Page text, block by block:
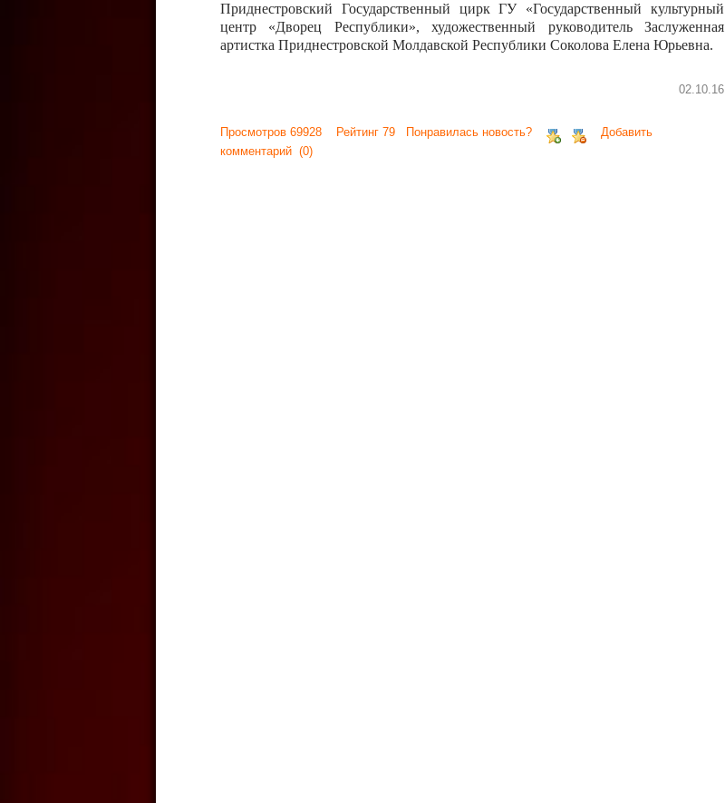
Приднестровский Государственный цирк ГУ «Государственный культурный
центр «Дворец Республики», художественный руководитель Заслуженная
артистка Приднестровской Молдавской Республики Соколова Елена Юрьевна.
02.10.16
Просмотров 69928 Рейтинг 79 Понравилась новость?
Добавить
комментарий (0)